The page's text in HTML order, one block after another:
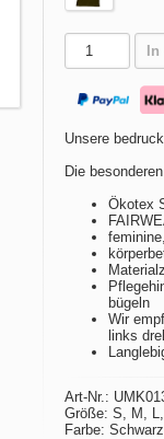
Unsere
Die
Ökotex
bügeln
Wir
links
Art-Nr.:
Größe: S, M,
Farbe: